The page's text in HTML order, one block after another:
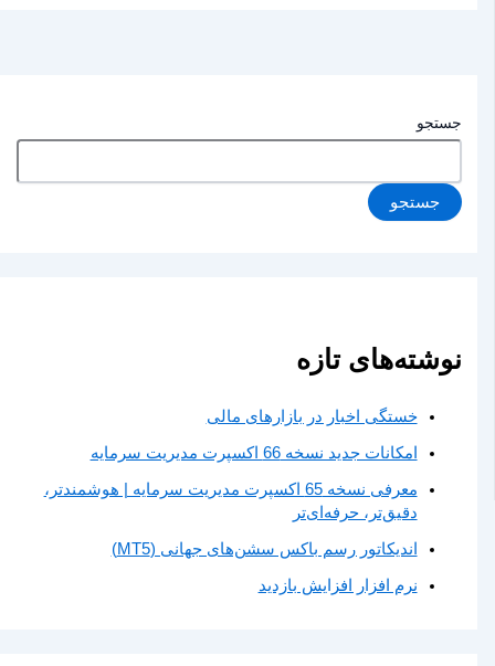
جستجو
جستجو
نوشته‌های تازه
خستگی اخبار در بازارهای مالی
امکانات جدید نسخه 66 اکسپرت مدیریت سرمایه
معرفی نسخه 65 اکسپرت مدیریت سرمایه | هوشمندتر،
دقیق‌تر، حرفه‌ای‌تر
اندیکاتور رسم باکس سشن‌های جهانی (MT5)
نرم افزار افزایش بازدید